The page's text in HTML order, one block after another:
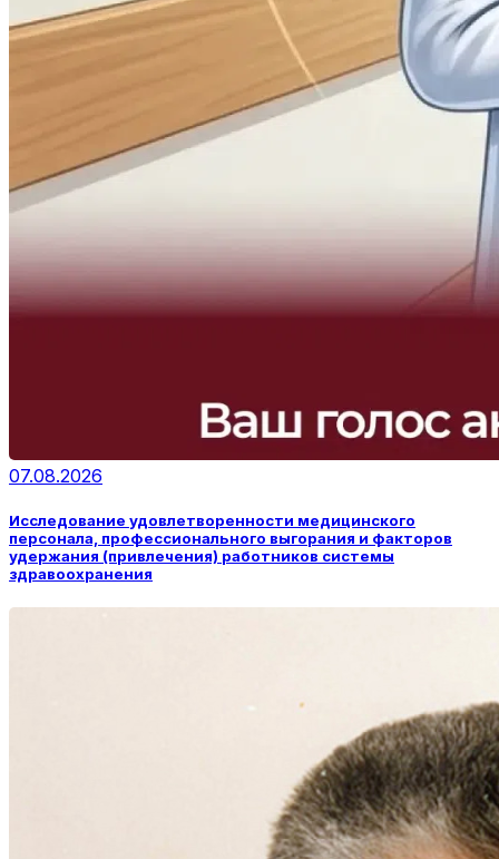
07.08.2026
Исследование удовлетворенности медицинского
персонала, профессионального выгорания и факторов
удержания (привлечения) работников системы
здравоохранения